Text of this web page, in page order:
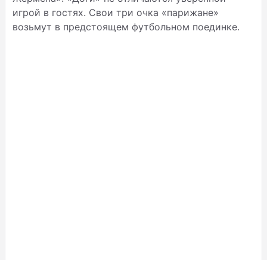
игрой в гостях. Свои три очка «парижане»
возьмут в предстоящем футбольном поединке.